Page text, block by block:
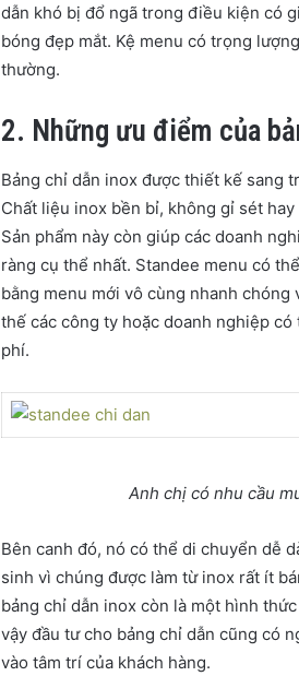
dẫn khó bị đổ ngã trong điều kiện có
bóng đẹp mắt. Kệ menu có trọng
thường.
2. Những ưu điểm của
Bảng chỉ dẫn inox được thiết kế sang
Chất liệu inox bền bỉ, không gỉ sét
Sản phẩm này còn giúp các doanh
ràng cụ thể nhất. Standee menu có
bằng menu mới vô cùng nhanh
thế các công ty hoặc doanh nghiệp
phí.
Anh chị có nhu cầu
Bên canh đó, nó có thể di chuyển dễ
sinh vì chúng được làm từ inox rất ít
bảng chỉ dẫn inox còn là một hình
vậy đầu tư cho bảng chỉ dẫn cũng có
vào tâm trí của khách hàng.